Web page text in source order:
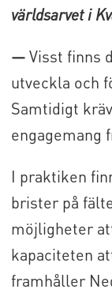
världsarvet i
—Visst finns
utveckla och
Samtidigt
engagemang
I praktiken
brister på
möjligheter
kapaciteten
framhåller